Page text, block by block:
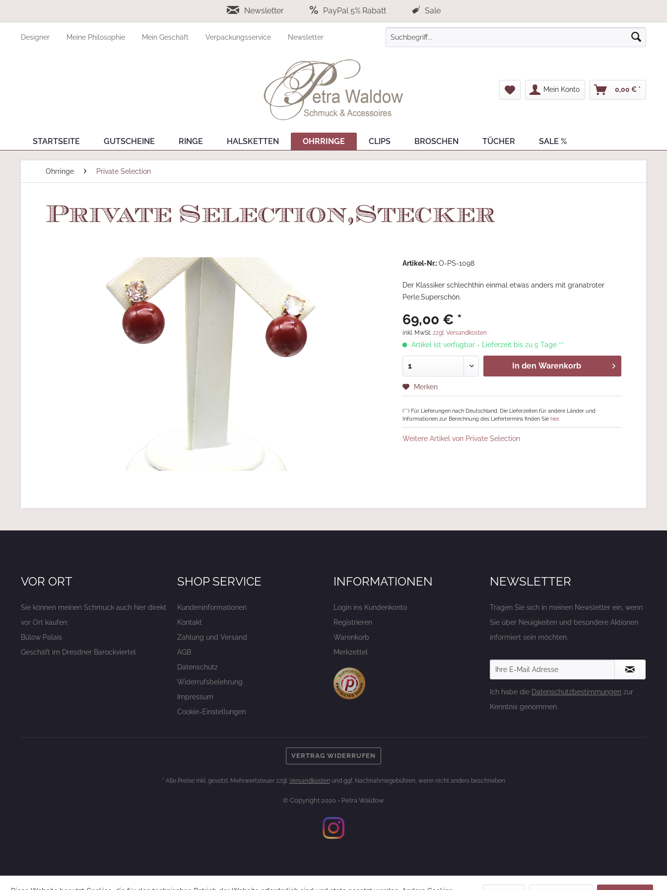
Newsletter PayPal 5% Rabatt Sale
Designer Meine Philosophie Mein Geschäft Verpackungsservice Newsletter
Mein Konto 0,00 € *
STARTSEITE GUTSCHEINE RINGE HALSKETTEN OHRRINGE CLIPS BROSCHEN TÜCHER SALE %
Ohrringe Private Selection
Private Selection,Stecker
Artikel-Nr.:O-PS-1098
Der Klassiker schlechthin einmal etwas anders mit granatroter
Perle.Superschön.
69,00 € *
inkl. MwSt.zzgl. Versandkosten
Artikel ist verfügbar - Lieferzeit bis zu 5 Tage **
In den Warenkorb
Merken
(**) Für Lieferungen nach Deutschland. Die Lieferzeiten für andere Länder und
Informationen zur Berechnung des Liefertermins finden Siehier.
Weitere Artikel von Private Selection
VOR ORT
Sie können meinen Schmuck auch hier direkt
vor Ort kaufen:
Bülow Palais
Geschäft im Dresdner Barockviertel
SHOP SERVICE
Kundeninformationen
Kontakt
Zahlung und Versand
AGB
Datenschutz
Widerrufsbelehrung
Impressum
Cookie-Einstellungen
INFORMATIONEN
Login ins Kundenkonto
Registrieren
Warenkorb
Merkzettel
NEWSLETTER
Tragen Sie sich in meinen Newsletter ein, wenn
Sie über Neuigkeiten und besondere Aktionen
informiert sein möchten.
Ich habe die Datenschutzbestimmungen zur
Kenntnis genommen.
VERTRAG WIDERRUFEN
* Alle Preise inkl. gesetzl. Mehrwertsteuer zzgl. Versandkosten und ggf. Nachnahmegebühren, wenn nicht anders beschrieben
© Copyright 2020 - Petra Waldow